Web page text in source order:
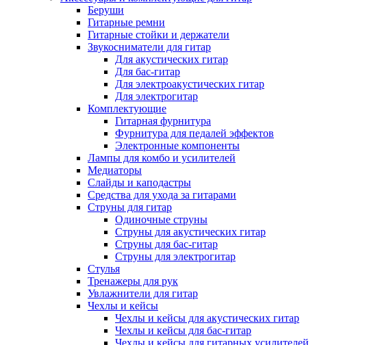
Беруши
Гитарные ремни
Гитарные стойки и держатели
Звукосниматели для гитар
Для акустических гитар
Для бас-гитар
Для электроакустических гитар
Для электрогитар
Комплектующие
Гитарная фурнитура
Фурнитура для педалей эффектов
Электронные компоненты
Лампы для комбо и усилителей
Медиаторы
Слайды и каподастры
Средства для ухода за гитарами
Струны для гитар
Одиночные струны
Струны для акустических гитар
Струны для бас-гитар
Струны для электрогитар
Стулья
Тренажеры для рук
Увлажнители для гитар
Чехлы и кейсы
Чехлы и кейсы для акустических гитар
Чехлы и кейсы для бас-гитар
Чехлы и кейсы для гитарных усилителей